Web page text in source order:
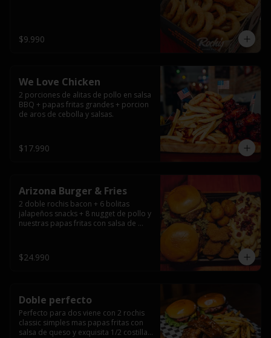
$9.990
We Love Chicken
2 porciones de alitas de pollo en salsa
BBQ + papas fritas grandes + porcion
de aros de cebolla y salsas.
$17.990
Arizona Burger & Fries
2 doble rochis bacon + 6 bolitas
jalapeños snacks + 8 nugget de pollo y
nuestras papas fritas con salsa de
$24.990
Doble perfecto
Perfecto para dos viene con 2 rochis
classic simples mas papas fritas con
salsa de queso y exquisita 1/2 costilla